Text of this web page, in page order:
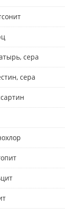
сера
сера